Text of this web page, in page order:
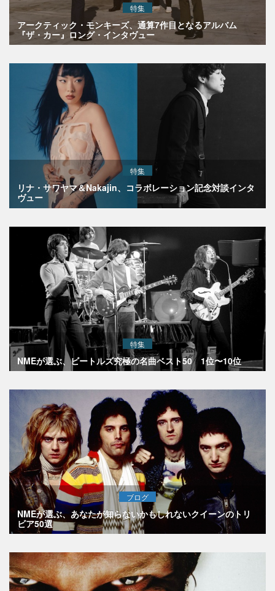
特集
アークティック・モンキーズ、通算7作目となるアルバム
『ザ・カー』ロング・インタヴュー
特集
リナ・サワヤマ＆Nakajin、コラボレーション記念対談インタ
ヴュー
特集
NMEが選ぶ、ビートルズ究極の名曲ベスト50 1位〜10位
ブログ
NMEが選ぶ、あなたが知らないかもしれないクイーンのトリ
ビア50選